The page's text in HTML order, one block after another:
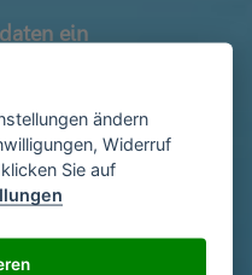
ein
deine Adresse
ändern
Widerruf
Sie auf